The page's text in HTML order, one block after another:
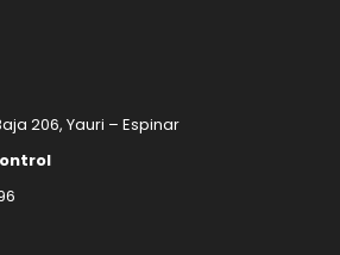
206, Yauri – Espinar